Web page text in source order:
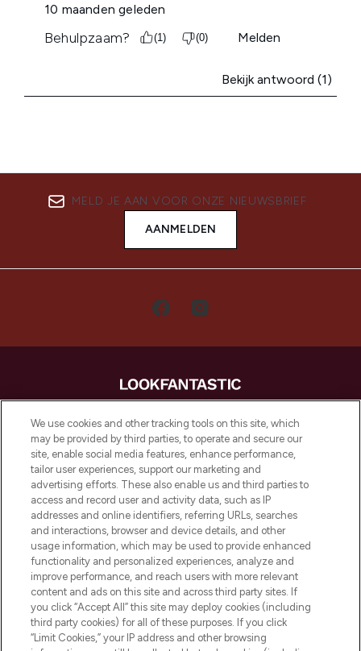
MELD JE AAN VOOR ONZE NIEUWSBRIEF
AANMELDEN
LOOKFANTASTIC is de ultieme online
beautybestemming van Europa, met de
beste huidverzorging, haarproducten en
make-up van meer dan 200 topmerken.
Shop online of via de app, met gratis
verzending vanaf €40.
Cookie-toestemming
Do Not Sell or Share My Personal
Information
HELP & INFORMATIE
We use cookies and other tracking tools on this site, which
may be provided by third parties, to operate and secure our
site, enable social media features, enhance performance,
tailor user experiences, support our marketing and
advertising efforts. These also enable us and third parties to
access and record user and activity data, such as IP
addresses and online identifiers, referring URLs, searches
and interactions, browser and device details, and other
usage information, which may be used to provide enhanced
functionality and personalized experiences, analyze and
improve performance, and reach users with more relevant
content and ads on this site and across third party sites. If
you click “Accept All” this site may deploy cookies (including
third party cookies) for all of these purposes. If you click
“Limit Cookies,” your IP address and other browsing